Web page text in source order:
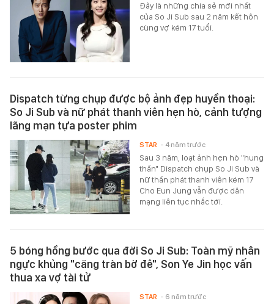
Đây là những chia sẻ mới nhất
của So Ji Sub sau 2 năm kết hôn
cùng vợ kém 17 tuổi.
Dispatch từng chụp được bộ ảnh đẹp huyền thoại:
So Ji Sub và nữ phát thanh viên hẹn hò, cảnh tượng
lãng mạn tựa poster phim
Sau 3 năm, loạt ảnh hẹn hò "hung
thần" Dispatch chụp So Ji Sub và
nữ thần phát thanh viên kém 17
Cho Eun Jung vẫn được dân
mạng liên tục nhắc tới.
STAR - 4 năm trước
5 bóng hồng bước qua đời So Ji Sub: Toàn mỹ nhân
ngực khủng "căng tràn bờ đê", Son Ye Jin học vấn
thua xa vợ tài tử
STAR - 6 năm trước